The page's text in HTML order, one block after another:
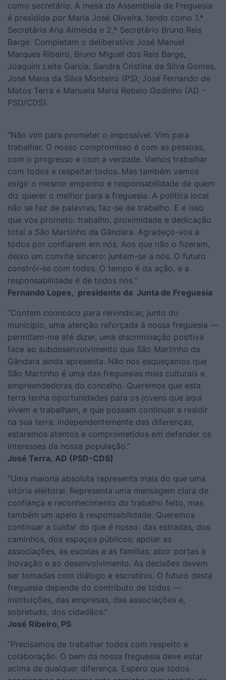
como secretário. A mesa da Assembleia de Freguesia
é presidida por Maria José Oliveira, tendo como 1.ª
Secretária Ana Almeida e 2.º Secretário Bruno Reis
Barge. Completam o deliberativo José Manuel
Marques Ribeiro, Bruno Miguel dos Reis Barge,
Joaquim Leite Garcia, Sandra Cristina da Silva Gomes,
José Maria da Silva Monteiro (PS); José Fernando de
Matos Terra e Manuela Maria Rebelo Godinho (AD -
PSD/CDS).
“Não vim para prometer o impossível. Vim para
trabalhar. O nosso compromisso é com as pessoas,
com o progresso e com a verdade. Vamos trabalhar
com todos e respeitar todos. Mas também vamos
exigir o mesmo empenho e responsabilidade de quem
diz querer o melhor para a freguesia. A política local
não se faz de palavras, faz-se de trabalho. E é isso
que vos prometo: trabalho, proximidade e dedicação
total a São Martinho da Gândara. Agradeço-vos a
todos por confiarem em nós. Aos que não o fizeram,
deixo um convite sincero: juntem-se a nós. O futuro
constrói-se com todos. O tempo é da ação, e a
responsabilidade é de todos nós.”
Fernando Lopes, presidente da Junta de Freguesia
“Contem connosco para reivindicar, junto do
município, uma atenção reforçada à nossa freguesia —
permitam-me até dizer, uma discriminação positiva
face ao subdesenvolvimento que São Martinho da
Gândara ainda apresenta. Não nos esqueçamos que
São Martinho é uma das freguesias mais culturais e
empreendedoras do concelho. Queremos que esta
terra tenha oportunidades para os jovens que aqui
vivem e trabalham, e que possam continuar a residir
na sua terra. Independentemente das diferenças,
estaremos atentos e comprometidos em defender os
interesses da nossa população.”
José Terra, AD (PSD-CDS)
“Uma maioria absoluta representa mais do que uma
vitória eleitoral. Representa uma mensagem clara de
confiança e reconhecimento do trabalho feito, mas
também um apelo à responsabilidade. Queremos
continuar a cuidar do que é nosso: das estradas, dos
caminhos, dos espaços públicos; apoiar as
associações, as escolas e as famílias; abrir portas à
inovação e ao desenvolvimento. As decisões devem
ser tomadas com diálogo e escrutínio. O futuro desta
freguesia depende do contributo de todos —
instituições, das empresas, das associações e,
sobretudo, dos cidadãos.”
José Ribeiro, PS
“Precisamos de trabalhar todos com respeito e
colaboração. O bem da nossa freguesia deve estar
acima de qualquer diferença. Espero que todos